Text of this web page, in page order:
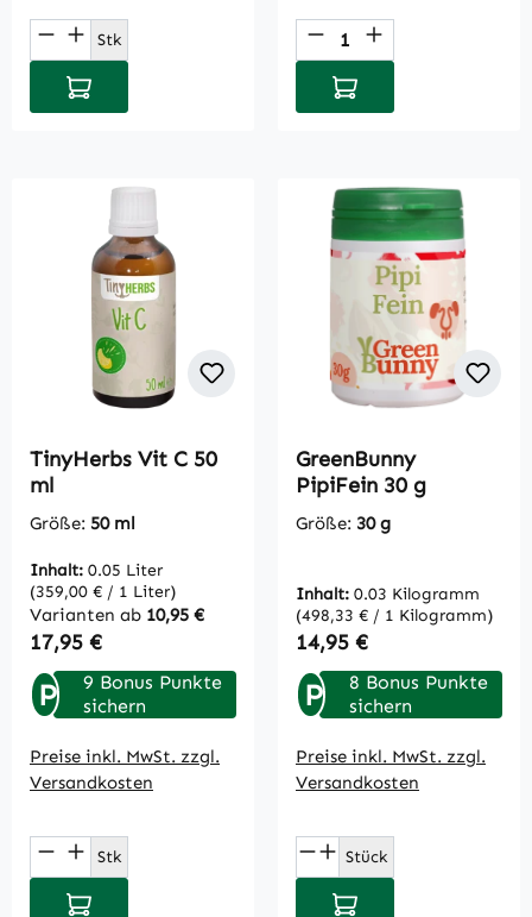
Produkt Anzahl: Gib den gewünschten
Stk
In den Warenkorb
Produkt Anzahl:
In den Warenkorb
TinyHerbs Vit C 50
ml
Größe: 50 ml
Inhalt: 0.05 Liter
(359,00 € / 1 Liter)
Varianten ab 10,95 €
Regulärer Preis:
17,95 €
P
9 Bonus Punkte
sichern
Preise inkl. MwSt. zzgl.
Versandkosten
Produkt Anzahl: Gib den gewünschten
Stk
In den Warenkorb
GreenBunny
PipiFein 30 g
Größe: 30 g
Inhalt: 0.03 Kilogramm
(498,33 € / 1 Kilogramm)
Regulärer Preis:
14,95 €
P
8 Bonus Punkte
sichern
Preise inkl. MwSt. zzgl.
Versandkosten
Produkt Anzahl:
Stück
In den Warenkorb